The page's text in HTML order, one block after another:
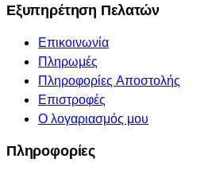
Εξυπηρέτηση Πελατών
Επικοινωνία
Πληρωμές
Πληροφορίες Αποστολής
Επιστροφές
Ο λογαριασμός μου
Πληροφορίες